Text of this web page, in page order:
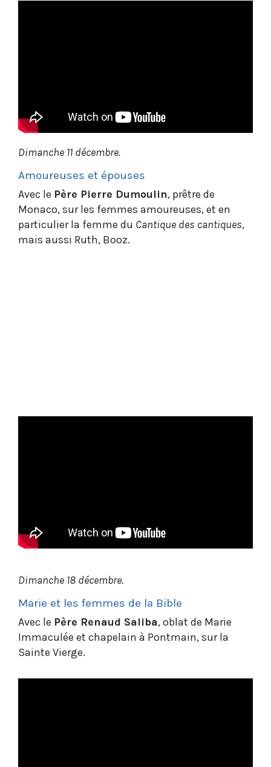
Dimanche 11 décembre.
Amoureuses et épouses
Avec le Père Pierre Dumoulin, prêtre de
Monaco, sur les femmes amoureuses, et en
particulier la femme du Cantique des cantiques,
mais aussi Ruth, Booz.
Dimanche 18 décembre.
Marie et les femmes de la Bible
Avec le Père Renaud Saliba, oblat de Marie
Immaculée et chapelain à Pontmain, sur la
Sainte Vierge.